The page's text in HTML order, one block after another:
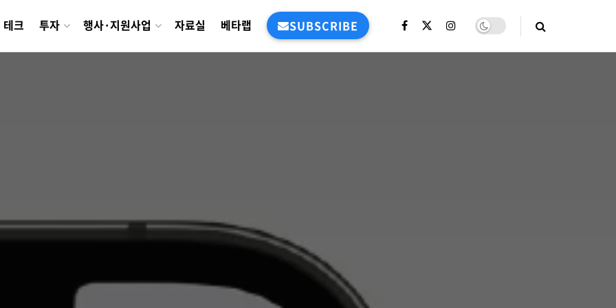
테크 투자 행사·지원사업 자료실 베타랩 SUBSCRIBE